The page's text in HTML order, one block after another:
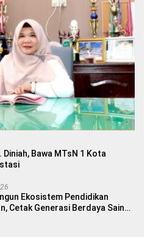
Bawa MTsN 1 Kota
Ekosistem Pendidikan
Cetak Generasi Berdaya Saing